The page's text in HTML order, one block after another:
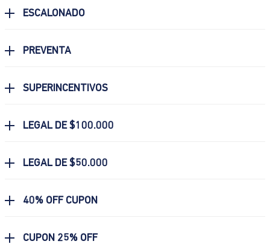
ESCALONADO
PREVENTA
SUPERINCENTIVOS
LEGAL DE $100.000
LEGAL DE $50.000
40% OFF CUPON
CUPON 25% OFF